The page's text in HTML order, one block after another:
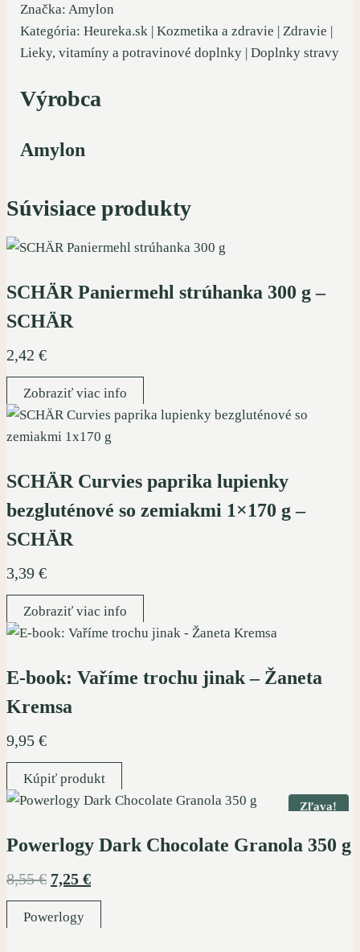
Značka: Amylon
Kategória: Heureka.sk | Kozmetika a zdravie | Zdravie |
Lieky, vitamíny a potravinové doplnky | Doplnky stravy
Výrobca
Amylon
Súvisiace produkty
SCHÄR Paniermehl strúhanka 300 g –
SCHÄR
2,42 €
Zobraziť viac info
SCHÄR Curvies paprika lupienky
bezgluténové so zemiakmi 1×170 g –
SCHÄR
3,39 €
Zobraziť viac info
E-book: Vaříme trochu jinak – Žaneta
Kremsa
9,95 €
Kúpiť produkt
Zľava!
Powerlogy Dark Chocolate Granola 350 g
8,55€ Pôvodná
cena
bola:
7,25 €Aktuálna
cena
je:
Powerlogy